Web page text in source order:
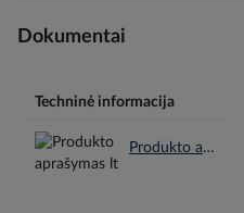
Dokumentai
Techninė informacija
Produkto aprašymas lt.pdf